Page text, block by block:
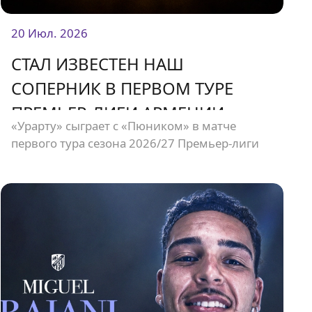
20 Июл. 2026
СТАЛ ИЗВЕСТЕН НАШ
СОПЕРНИК В ПЕРВОМ ТУРЕ
ПРЕМЬЕР-ЛИГИ АРМЕНИИ
«Урарту» сыграет с «Пюником» в матче
первого тура сезона 2026/27 Премьер-лиги